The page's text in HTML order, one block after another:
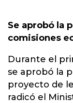
Se aprobó la
comisiones
Durante el
se aprobó la
proyecto de
radicó el